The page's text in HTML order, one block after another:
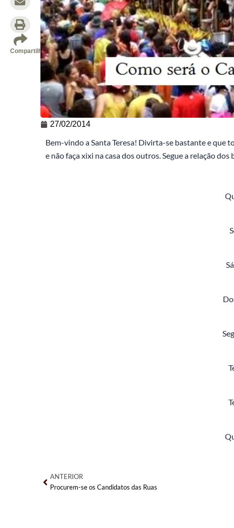
Compartilhe
27/02/2014
Bem-vindo a Santa Teresa! Divirta-se bastante e que
e não faça xixi na casa dos outros. Segue a relação
Anterior
ANTERIOR
Procurem-se os Candidatos das Ruas